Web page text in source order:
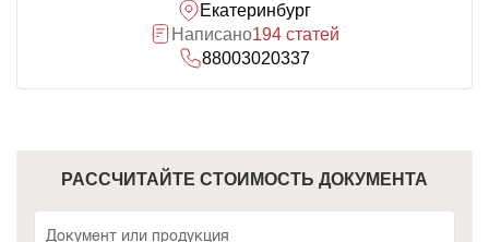
Екатеринбург
Написано194 статей
88003020337
РАССЧИТАЙТЕ СТОИМОСТЬ ДОКУМЕНТА